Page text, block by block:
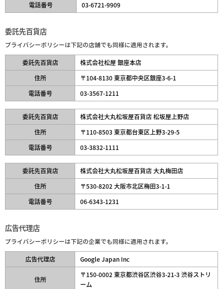
電話番号
03-6721-9909
委託先百貨店
プライバシーポリシーは下記の店舗でも同様に適用されます。
委託先百貨店
株式会社松屋 銀座本店
住所
〒104-8130 東京都中央区銀座3-6-1
電話番号
03-3567-1211
委託先百貨店
株式会社大丸松坂屋百貨店 松坂屋上野店
住所
〒110-8503 東京都台東区上野3-29-5
電話番号
03-3832-1111
委託先百貨店
株式会社大丸松坂屋百貨店 大丸梅田店
住所
〒530-8202 大阪市北区梅田3-1-1
電話番号
06-6343-1231
広告代理店
プライバシーポリシーは下記の企業でも同様に適用されます。
広告代理店 Google Japan Inc
住所
〒150-0002 東京都渋谷区渋谷3-21-3 渋谷ストリ
ーム